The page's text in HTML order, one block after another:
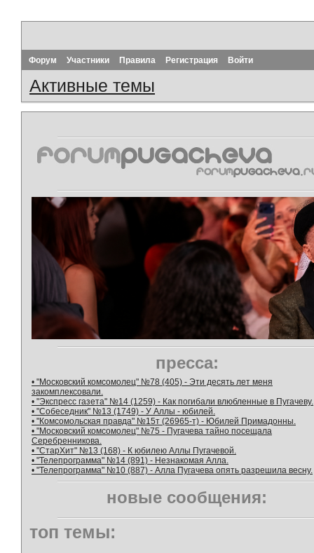
Форум Участники Правила Регистрация Войти
Активные темы
пресса:
• "Московский комсомолец" №78 (405) - Эти десять лет меня
закомплексовали.
• "Экспресс газета" №14 (1259) - Как погибали влюбленные в Пугачеву.
• "Собеседник" №13 (1749) - У Аллы - юбилей.
• "Комсомольская правда" №15т (26965-т) - Юбилей Примадонны.
• "Московский комсомолец" №75 - Пугачева тайно посещала
Серебренникова.
• "СтарХит" №13 (168) - К юбилею Аллы Пугачевой.
• "Телепрограмма" №14 (891) - Незнакомая Алла.
• "Телепрограмма" №10 (887) - Алла Пугачева опять разрешила весну.
новые сообщения:
топ темы: